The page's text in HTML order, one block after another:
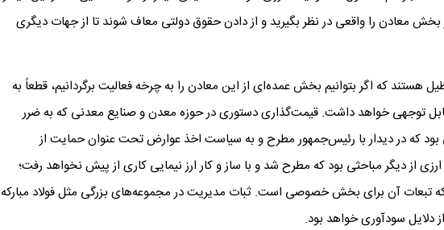
معادن را واقعی در نظر بگیرید و از دادن حقوق دولتی معاف شوند تا از جهات دیگری
در کشور تعطیل هستند که اگر بتوانیم بخش عمده‌ای از این معادن را به چرخه فعالیت برگردانیم، قطعاً به
توجهی خواهد داشت. قیمت‌گذاری دستوری در حوزه معدن و صنایع معدنی که به ضرر
بود که در دیدار با رئیس‌جمهور مطرح و به سیاست اخذ عوارض تحت عنوان حمایت از
از دیگر مباحثی بود که مطرح شد و با ساز و کار ارز نیمایی کاری از پیش نخواهد رفت؛
آن برای بخش خصوصی است. ثبات مدیریت در مجموعه‌های بزرگی مثل فولاد مبارکه
سودآوری خواهد بود.